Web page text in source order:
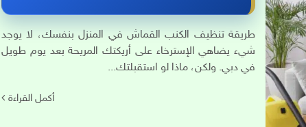
طريقة تنظيف الكنب القماش في المنزل بنفسك، لا يوجد
شيء يضاهي الإسترخاء على أريكتك المريحة بعد يوم طويل
في دبي. ولكن، ماذا لو استقبلتك...
أكمل القراءة